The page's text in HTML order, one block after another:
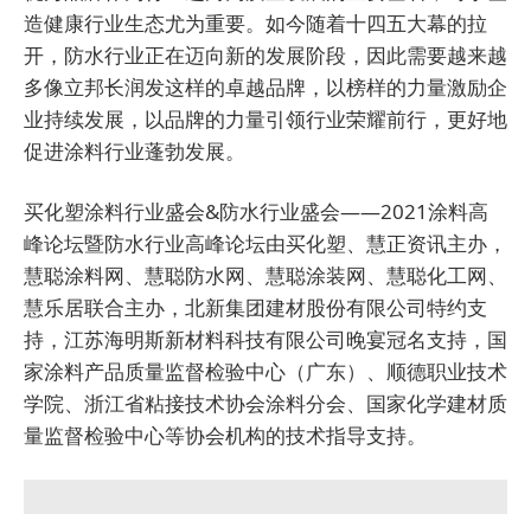
造健康行业生态尤为重要。如今随着十四五大幕的拉
开，防水行业正在迈向新的发展阶段，因此需要越来越
多像立邦长润发这样的卓越品牌，以榜样的力量激励企
业持续发展，以品牌的力量引领行业荣耀前行，更好地
促进涂料行业蓬勃发展。
买化塑涂料行业盛会&防水行业盛会——2021涂料高
峰论坛暨防水行业高峰论坛由买化塑、慧正资讯主办，
慧聪涂料网、慧聪防水网、慧聪涂装网、慧聪化工网、
慧乐居联合主办，北新集团建材股份有限公司特约支
持， 江苏海明斯新材料科技有限公司晚宴冠名支持，国
家涂料产品质量监督检验中心（广东）、顺德职业技术
学院、浙江省粘接技术协会涂料分会、国家化学建材质
量监督检验中心等协会机构的技术指导支持。